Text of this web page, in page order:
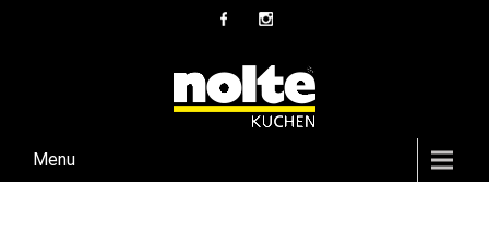
Menu